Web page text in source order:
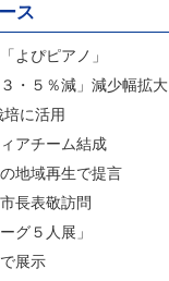
ス
よぴピアノ」
・５％減」減少幅拡大
に活用
アチーム結成
地域再生で提言
長表敬訪問
グ５人展」
展示